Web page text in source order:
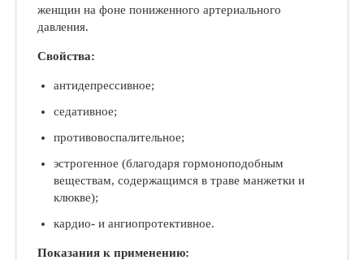
женщин на фоне пониженного артериального
давления.
Свойства:
антидепрессивное;
седативное;
противовоспалительное;
эстрогенное (благодаря гормоноподобным
веществам, содержащимся в траве манжетки и
клюкве);
кардио- и ангиопротективное.
Показания к применению: